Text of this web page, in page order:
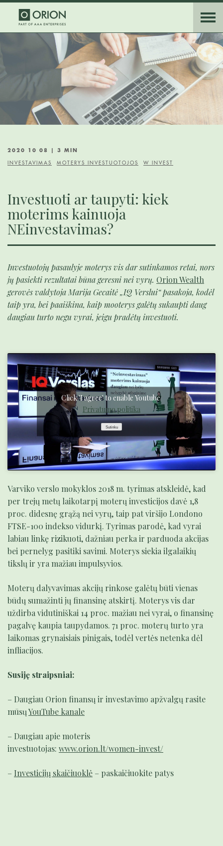
2020 10 08 | 3 MIN
INVESTAVIMAS MOTERYS INVESTUOTOJOS W INVEST
Investuoti ar taupyti: kiek
moterims kainuoja
NEinvestavimas?
Investuotojų pasaulyje moterys vis dar sutinkamos retai, nors
jų pasiekti rezultatai būna geresni nei vyrų. Orion Wealth
gerovės valdytoja Marija Gecaitė „IQ Verslui“ pasakoja, kodėl
taip yra, bei paaiškina, kaip mooterys galėtų sukaupti daug
daugiau turto negu vyrai, jeigu pradėtų investuoti.
Click 'I agree' to enable Youtube
Privatumo politika
Sutinku
Varviko verslo mokyklos 2018 m. tyrimas atskleidė, kad
per trejų metų laikotarpį moterų investicijos davė 1,8
proc. didesnę grąžą nei vyrų, taip pat viršijo Londono
FTSE-100 indekso vidurkį. Tyrimas parodė, kad vyrai
labiau linkę rizikuoti, dažniau perka ir parduoda akcijas
bei pernelyg pasitiki savimi. Moterys siekia ilgalaikių
tikslų ir yra mažiau impulsyvios.
Moterų dalyvavimas akcijų rinkose galėtų būti vienas
būdų sumažinti jų finansinę atskirtį. Moterys vis dar
uždirba vidutiniškai 14 proc. mažiau nei vyrai, o finansinę
pagalvę kaupia taupydamos. 71 proc. moterų turto yra
laikomas grynaisiais pinigais, todėl vertės netenka dėl
infliacijos.
Susiję straipsniai:
– Daugiau Orion finansų ir investavimo apžvalgų rasite
mūsųYouTube kanale
– Daugiau apie moteris
investuotojas: www.orion.lt/women-invest/
– Investicijų skaičiuoklė – paskaičiuokite patys